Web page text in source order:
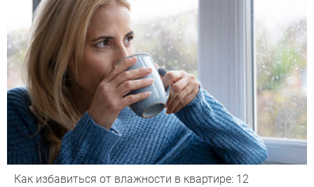
Как избавиться от влажности в квартире: 12